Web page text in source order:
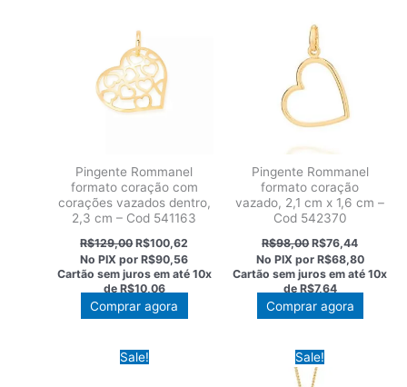
Pingente Rommanel
formato coração com
corações vazados dentro,
2,3 cm – Cod 541163
R$129,00O
preço
original
era:
R$129,00.
R$100,62
atual
é:
R$100,62.
No PIX porR$90,56
Cartão sem juros em até 10x
deR$10,06
Comprar agora
Pingente Rommanel
formato coração
vazado, 2,1 cm x 1,6 cm –
Cod 542370
R$98,00O
preço
original
era:
R$98,00.
R$76,44
preço
atual
é:
R$76,44.
No PIX por R$68,80
Cartão sem juros em até10x
deR$7,64
Comprar agora
Sale! Sale!